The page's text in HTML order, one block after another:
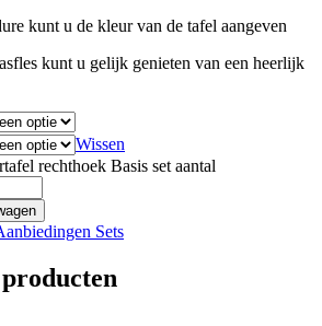
kunt u de kleur van de tafel aangeven
kunt u gelijk genieten van een heerlijk
Wissen
rechthoek Basis set aantal
Sets